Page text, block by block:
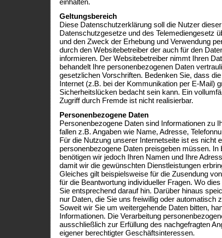
einhalten.
Geltungsbereich
Diese Datenschutzerklärung soll die Nutzer
Datenschutzgesetze und des Telemediengesetz
und den Zweck der Erhebung und Verwendung
durch den Websitebetreiber der auch für den
informieren. Der Websitebetreiber nimmt Ihren
behandelt Ihre personenbezogenen Daten
gesetzlichen Vorschriften. Bedenken Sie, dass
Internet (z.B. bei der Kommunikation per E-Mail)
Sicherheitslücken bedacht sein kann. Ein
Zugriff durch Fremde ist nicht realisierbar.
Personenbezogene Daten
Personenbezogene Daten sind Informationen zu
fallen z.B. Angaben wie Name, Adresse,
Für die Nutzung unserer Internetseite ist es nicht
personenbezogene Daten preisgeben müssen. In
benötigen wir jedoch Ihren Namen und Ihre
damit wir die gewünschten Dienstleistungen
Gleiches gilt beispielsweise für die Zusendung
für die Beantwortung individueller Fragen. Wo
Sie entsprechend darauf hin. Darüber hinaus
nur Daten, die Sie uns freiwillig oder automatisch
Soweit wir Sie um weitergehende Daten bitten,
Informationen. Die Verarbeitung
ausschließlich zur Erfüllung des nachgefragten
eigener berechtigter Geschäftsinteressen.